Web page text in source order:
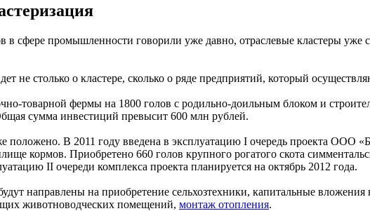
в сфере промышленности говорили уже давно, отраслевые кластеры уже
не столько о кластере, сколько о ряде предприятий, который
товарной фермы на 1800 голов с родильно-доильным блоком и
сумма инвестиций превысит 600 млн рублей.
положено. В 2011 году введена в эксплуатацию I очередь проекта ООО
кормов. Приобретено 660 голов крупного рогатого скота
II очереди комплекса проекта планируется на октябрь 2012 года.
направлены на приобретение сельхозтехники, капитальные вложения
животноводческих помещений, монтаж отопления.